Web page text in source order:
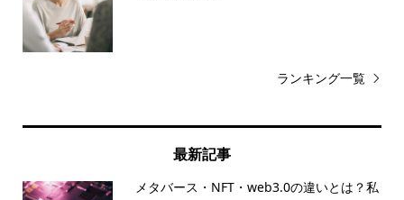
ランキング一覧
最新記事
メタバース・NFT・web3.0の違いとは？私